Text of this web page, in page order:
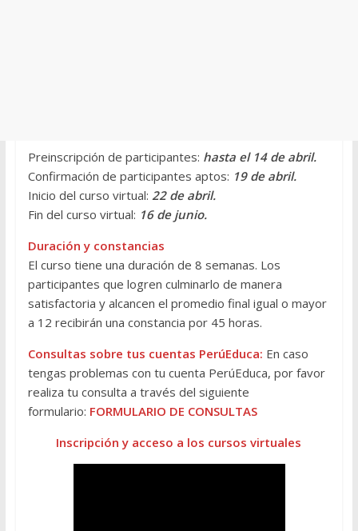
Preinscripción de participantes: hasta el 14 de abril.
Confirmación de participantes aptos: 19 de abril.
Inicio del curso virtual: 22 de abril.
Fin del curso virtual: 16 de junio.
Duración y constancias
El curso tiene una duración de 8 semanas. Los
participantes que logren culminarlo de manera
satisfactoria y alcancen el promedio final igual o mayor
a 12 recibirán una constancia por 45 horas.
Consultas sobre tus cuentas PerúEduca: En caso
tengas problemas con tu cuenta PerúEduca, por favor
realiza tu consulta a través del siguiente
formulario: FORMULARIO DE CONSULTAS
Inscripción y acceso a los cursos virtuales